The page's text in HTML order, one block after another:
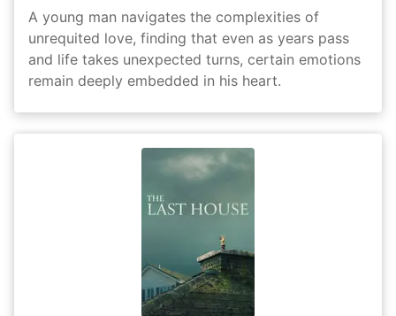
A young man navigates the complexities of
unrequited love, finding that even as years pass
and life takes unexpected turns, certain emotions
remain deeply embedded in his heart.